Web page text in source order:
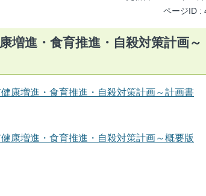
ページID :
増進・食育推進・自殺対策計画～
康増進・食育推進・自殺対策計画～計画書
康増進・食育推進・自殺対策計画～概要版